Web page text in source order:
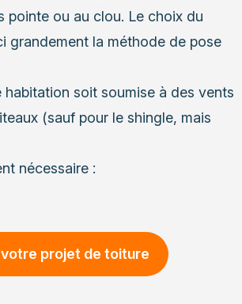
pointe ou au clou. Le choix du
grandement la méthode de pose
habitation soit soumise à des vents
(sauf pour le shingle, mais
nécessaire :
projet de toiture